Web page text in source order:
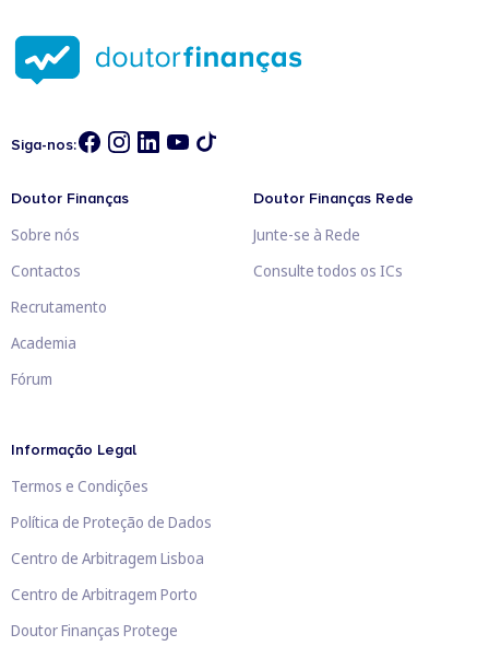
Siga-nos:
Doutor Finanças
Sobre nós
Contactos
Recrutamento
Academia
Fórum
Doutor Finanças Rede
Junte-se à Rede
Consulte todos os ICs
Informação Legal
Termos e Condições
Política de Proteção de Dados
Centro de Arbitragem Lisboa
Centro de Arbitragem Porto
Doutor Finanças Protege